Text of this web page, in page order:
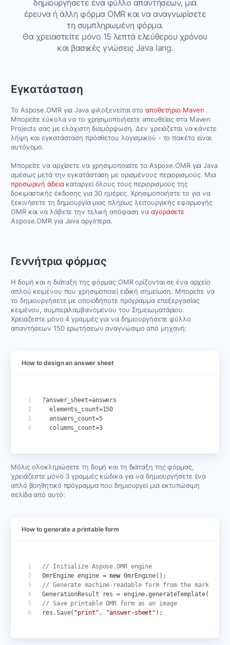
δημιουργήσετε ένα φύλλο απαντήσεων, μια
έρευνα ή άλλη φόρμα OMR και να αναγνωρίσετε
τη συμπληρωμένη φόρμα.
Θα χρειαστείτε μόνο 15 λεπτά ελεύθερου χρόνου
και βασικές γνώσεις Java lang.
Εγκατάσταση
Το Aspose.OMR για Java φιλοξενείται στοαποθετήριο Maven .
Μπορείτε εύκολα να το χρησιμοποιήσετε απευθείας στα Maven
Projects σας με ελάχιστη διαμόρφωση. Δεν χρειάζεται να κάνετε
λήψη και εγκατάσταση πρόσθετου λογισμικού - το πακέτο είναι
αυτόνομο.
Μπορείτε να αρχίσετε να χρησιμοποιείτε το Aspose.OMR για Java
αμέσως μετά την εγκατάσταση με ορισμένους περιορισμούς. Μια
προσωρινή άδειακαταργεί όλους τους περιορισμούς της
δοκιμαστικής έκδοσης για 30 ημέρες. Χρησιμοποιήστε το για να
ξεκινήσετε τη δημιουργία μιας πλήρως λειτουργικής εφαρμογής
OMR και να λάβετε την τελική απόφαση να αγοράσετε
Aspose.OMR για Java αργότερα.
Γεννήτρια φόρμας
Η δομή και η διάταξη της φόρμας OMR ορίζονται σε ένα αρχείο
απλού κειμένου που χρησιμοποιεί ειδική σημείωση. Μπορείτε να
το δημιουργήσετε με οποιοδήποτε πρόγραμμα επεξεργασίας
κειμένου, συμπεριλαμβανομένου του Σημειωματάριου.
Χρειάζεστε μόνο 4 γραμμές για να δημιουργήσετε φύλλο
απαντήσεων 150 ερωτήσεων αναγνώσιμο από μηχανή:
How to design an answer sheet
  answers_count=5
  columns_count=3
Μόλις ολοκληρώσετε τη δομή και τη διάταξη της φόρμας,
χρειάζεστε μόνο 3 γραμμές κώδικα για να δημιουργήσετε ένα
απλό βοηθητικό πρόγραμμα που δημιουργεί μια εκτυπώσιμη
σελίδα από αυτό:
How to generate a printable form
// Initialize Aspose.OMR engine
OmrEngine engine = new OmrEngine();
// Generate machine-readable form from the markup
GenerationResult
res = engine.generateTemplate(
// Save printable OMR form as an image
res .Save( "print" , "answer-sheet" );